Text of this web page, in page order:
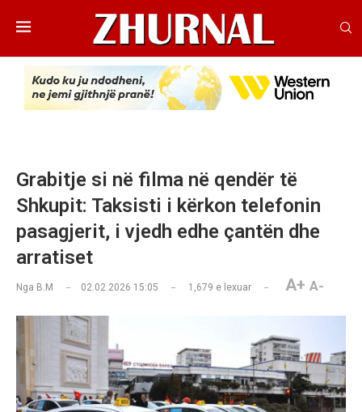
Grabitje si në filma në qendër të
Shkupit: Taksisti i kërkon telefonin
pasagjerit, i vjedh edhe çantën dhe
arratiset
Nga B.M 02.02.2026 15:05 1,679 e lexuar A+ A-